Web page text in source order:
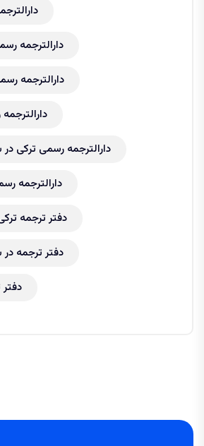
دارالترجمه
دارالترجمه
دارالترجمه رسمی ترکی
دارالترجمه
دفتر ترجمه
دفتر ترجمه